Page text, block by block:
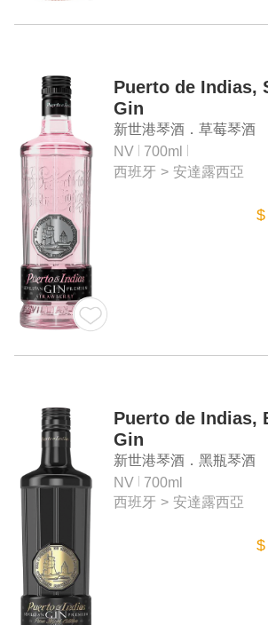
Puerto de Indias,
Gin
新世港琴酒．草莓琴酒
NV
700ml
西班牙 > 安達露西亞
$
Puerto de Indias,
Gin
新世港琴酒．黑瓶琴酒
NV
700ml
西班牙 > 安達露西亞
$